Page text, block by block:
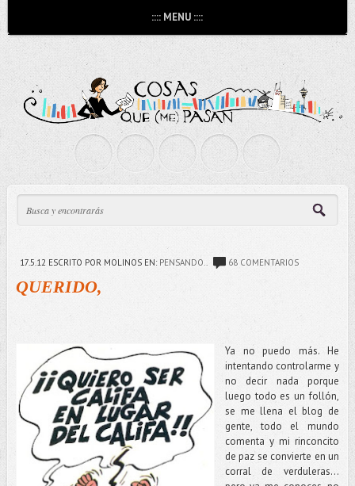
:::: MENU ::::
17.5.12 ESCRITO POR MOLINOS EN: PENSANDO.. 68 COMENTARIOS
QUERIDO,
Ya no puedo más. He
intentando controlarme y
no decir nada porque
luego todo es un follón,
se me llena el blog de
gente, todo el mundo
comenta y mi rinconcito
de paz se convierte en un
corral de verduleras…